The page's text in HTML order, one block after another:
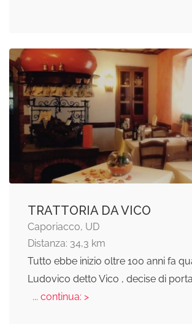
TRATTORIA DA VICO
Caporiacco, UD
Distanza: 34,3 km
Tutto ebbe inizio oltre 100 anni fa
Ludovico detto Vico , decise di
... continua: >